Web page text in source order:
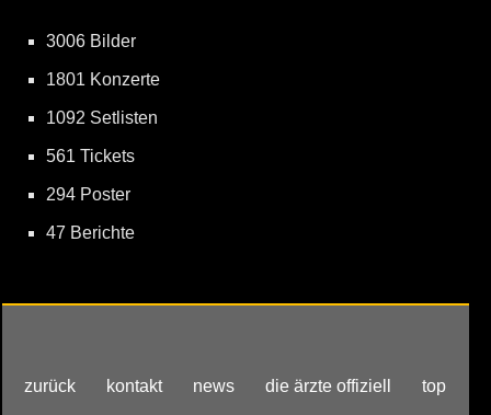
3006 Bilder
1801 Konzerte
1092 Setlisten
561 Tickets
294 Poster
47 Berichte
zurück kontakt news die ärzte offiziell top